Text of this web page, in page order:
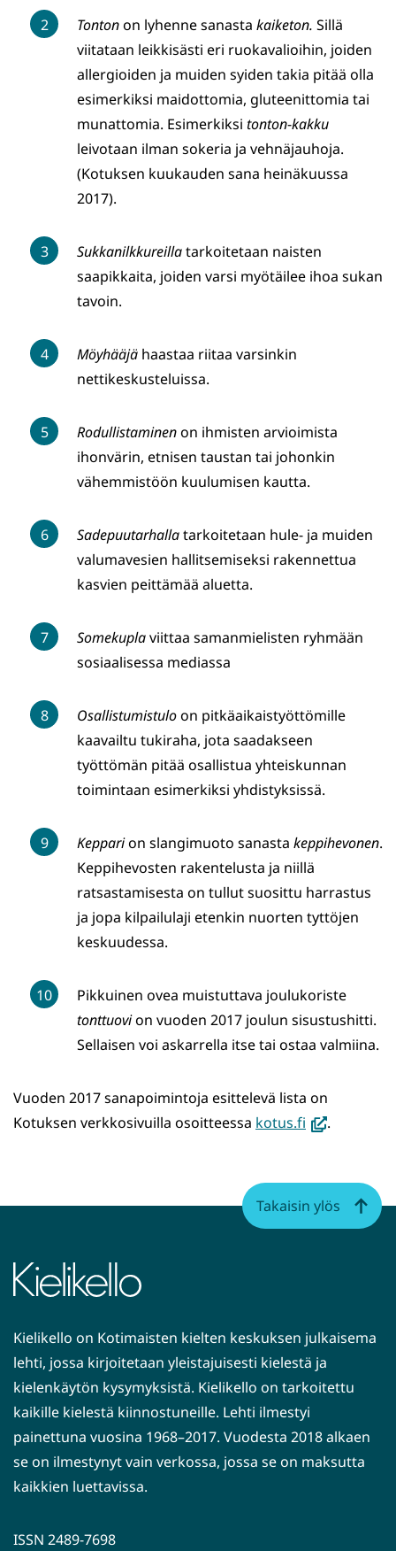
Tontonon lyhenne sanasta kaiketon. Sillä
viitataan leikkisästi eri ruokavalioihin, joiden
allergioiden ja muiden syiden takia pitää olla
esimerkiksi maidottomia, gluteenittomia tai
munattomia. Esimerkiksi tonton-kakku
leivotaan ilman sokeria ja vehnäjauhoja.
(Kotuksen kuukauden sana heinäkuussa
2017).
Sukkanilkkureillatarkoitetaan naisten
saapikkaita, joiden varsi myötäilee ihoa sukan
tavoin.
Möyhääjä haastaa riitaa varsinkin
nettikeskusteluissa.
Rodullistaminenon ihmisten arvioimista
ihonvärin, etnisen taustan tai johonkin
vähemmistöön kuulumisen kautta.
Sadepuutarhallatarkoitetaan hule- ja muiden
valumavesien hallitsemiseksi rakennettua
kasvien peittämää aluetta.
Somekuplaviittaa samanmielisten ryhmään
sosiaalisessa mediassa
Osallistumistuloon pitkäaikaistyöttömille
kaavailtu tukiraha, jota saadakseen
työttömän pitää osallistua yhteiskunnan
toimintaan esimerkiksi yhdistyksissä.
Kepparion slangimuoto sanasta keppihevonen.
Keppihevosten rakentelusta ja niillä
ratsastamisesta on tullut suosittu harrastus
ja jopa kilpailulaji etenkin nuorten tyttöjen
keskuudessa.
Pikkuinen ovea muistuttava joulukoriste
tonttuovion vuoden 2017 joulun sisustushitti.
Sellaisen voi askarrella itse tai ostaa valmiina.
Vuoden 2017 sanapoimintoja esittelevä lista on
Kotuksen verkkosivuilla osoitteessa kotus.fi (avautuu
siirryt
toiseen
.
Kielikello on Kotimaisten kielten keskuksen julkaisema
lehti, jossa kirjoitetaan yleistajuisesti kielestä ja
kielenkäytön kysymyksistä. Kielikello on tarkoitettu
kaikille kielestä kiinnostuneille. Lehti ilmestyi
painettuna vuosina 1968–2017. Vuodesta 2018 alkaen
se on ilmestynyt vain verkossa, jossa se on maksutta
kaikkien luettavissa.
ISSN 2489-7698
Takaisin ylös